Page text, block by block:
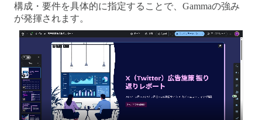
構成・要件を具体的に指定することで、Gammaの強み
が発揮されます。